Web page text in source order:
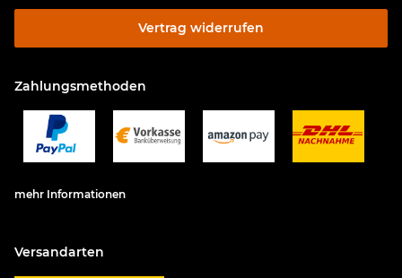
Vertrag widerrufen
Zahlungsmethoden
mehr Informationen
Versandarten